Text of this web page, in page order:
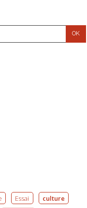
Essai
culture